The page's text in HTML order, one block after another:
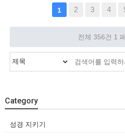
1 2 3 4
전체 356건 1
Category
성경 지키기